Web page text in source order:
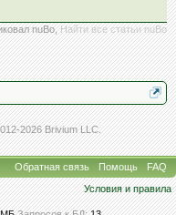
nuBo,Найти все статьи nuBo
2026 Brivium LLC.
Обратная связь Помощь
FAQ
Условия и правила